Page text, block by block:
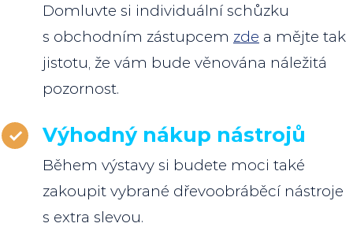
Domluvte si individuální schůzku
s obchodním zástupcem zde a mějte tak
jistotu, že vám bude věnována náležitá
pozornost.
Výhodný nákup nástrojů
Během výstavy si budete moci také
zakoupit vybrané dřevoobráběcí nástroje
s extra slevou.